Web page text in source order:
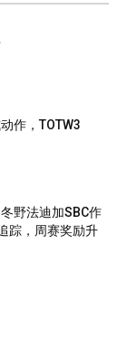
作，TOTW3
野法迪加SBC作
踪，周赛奖励升